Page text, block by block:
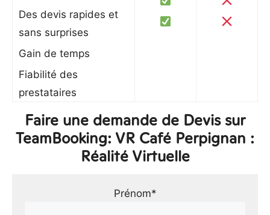
Des devis rapides et
sans surprises
Gain de temps
Fiabilité des
prestataires
Faire une demande de Devis sur
TeamBooking: VR Café Perpignan :
Réalité Virtuelle
Prénom*